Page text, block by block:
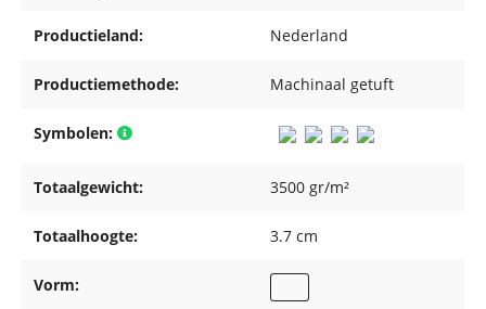
Productieland: Nederland
Productiemethode: Machinaal getuft
Symbolen:
Totaalgewicht: 3500 gr/m²
Totaalhoogte: 3.7 cm
Vorm: